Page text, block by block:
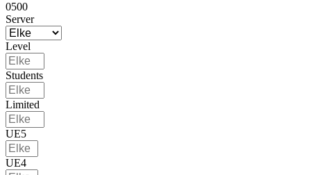
0500
Server
Level
Students
Limited
UE5
UE4